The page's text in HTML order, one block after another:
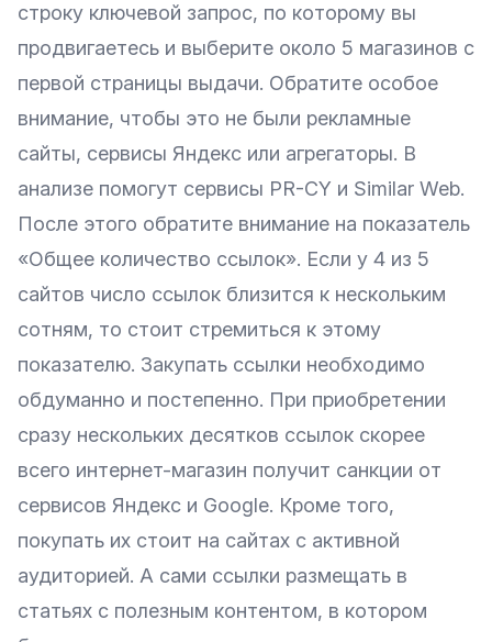
строку ключевой запрос, по которому вы
продвигаетесь и выберите около 5 магазинов с
первой страницы выдачи. Обратите особое
внимание, чтобы это не были рекламные
сайты, сервисы Яндекс или агрегаторы. В
анализе помогут сервисы PR-CY и Similar Web.
После этого обратите внимание на показатель
«Общее количество ссылок». Если у 4 из 5
сайтов число ссылок близится к нескольким
сотням, то стоит стремиться к этому
показателю. Закупать ссылки необходимо
обдуманно и постепенно. При приобретении
сразу нескольких десятков ссылок скорее
всего интернет-магазин получит санкции от
сервисов Яндекс и Google. Кроме того,
покупать их стоит на сайтах с активной
аудиторией. А сами ссылки размещать в
статьях с полезным контентом, в котором